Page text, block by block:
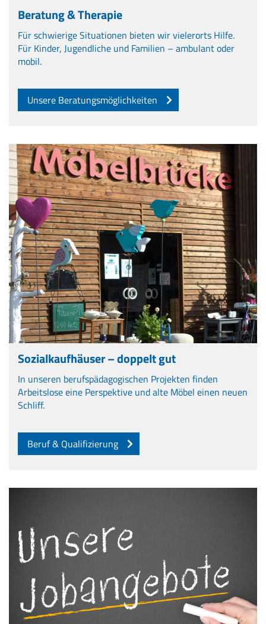
Beratung & Therapie
Für schwierige Situationen bieten wir vielerorts Hilfe.
Für Kinder, Jugendliche und Familien – ambulant oder
mobil.
Unsere Beratungsmöglichkeiten
Sozialkaufhäuser – doppelt gut
In unseren berufspädagogischen Projekten finden
Arbeitslose eine Perspektive und alte Möbel einen neuen
Schliff.
Beruf & Qualifizierung